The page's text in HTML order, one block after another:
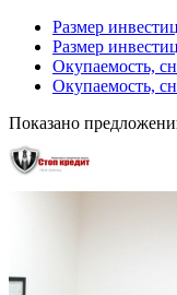
Размер
Размер
Окупаемость,
Окупаемость,
Показано